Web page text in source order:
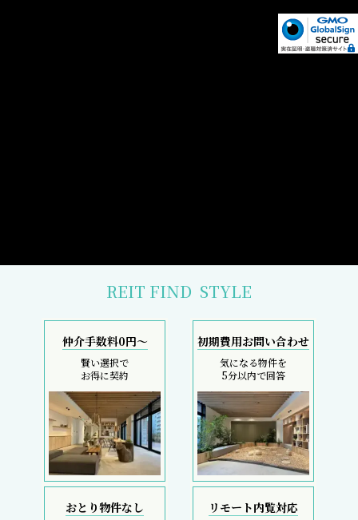
REIT FIND STYLE
仲介手数料0円～
賢い選択で
お得に契約
初期費用お問い合わせ
気になる物件を
5分以内で回答
おとり物件なし リモート内覧対応